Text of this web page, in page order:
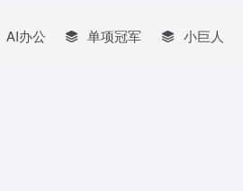
AI办公 单项冠军 小巨人